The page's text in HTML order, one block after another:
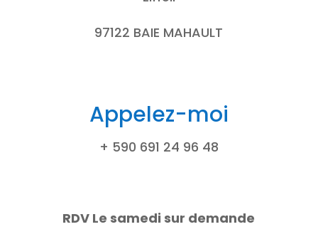
97122 BAIE MAHAULT
Appelez-moi
+ 590 691 24 96 48
RDV Le samedi sur demande